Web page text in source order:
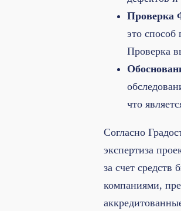
Проверка
это способ
Проверка
что
Согласно
экспертиза
за счет
компаниями,